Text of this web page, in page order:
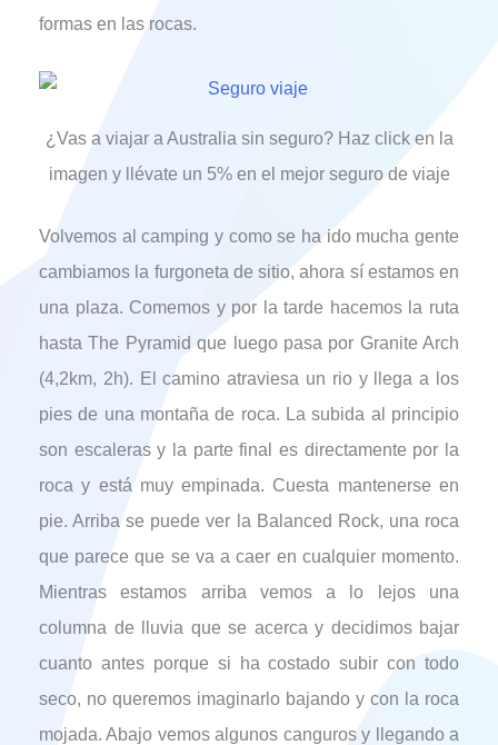
formas en las rocas.
¿Vas a viajar a Australia sin seguro? Haz click en la
imagen y llévate un 5% en el mejor seguro de viaje
Volvemos al camping y como se ha ido mucha gente
cambiamos la furgoneta de sitio, ahora sí estamos en
una plaza. Comemos y por la tarde hacemos la ruta
hasta The Pyramid que luego pasa por Granite Arch
(4,2km, 2h). El camino atraviesa un rio y llega a los
pies de una montaña de roca. La subida al principio
son escaleras y la parte final es directamente por la
roca y está muy empinada. Cuesta mantenerse en
pie. Arriba se puede ver la Balanced Rock, una roca
que parece que se va a caer en cualquier momento.
Mientras estamos arriba vemos a lo lejos una
columna de lluvia que se acerca y decidimos bajar
cuanto antes porque si ha costado subir con todo
seco, no queremos imaginarlo bajando y con la roca
mojada. Abajo vemos algunos canguros y llegando a